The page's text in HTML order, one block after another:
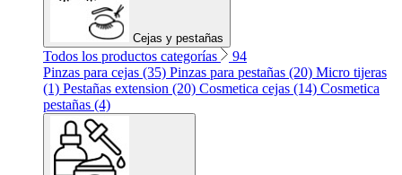
Cejas y pestañas
Todos los productos categorías
94
Pinzas para cejas (35) Pinzas para pestañas (20) Micro tijeras
(1) Pestañas extension (20) Cosmetica cejas (14) Cosmetica
pestañas (4)